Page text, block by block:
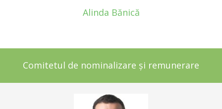
Alinda Bănică
Comitetul de nominalizare și remunerare